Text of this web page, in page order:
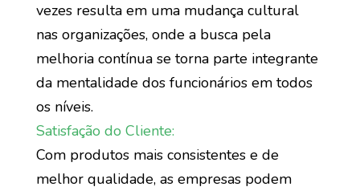
vezes resulta em uma mudança cultural
nas organizações, onde a busca pela
melhoria contínua se torna parte integrante
da mentalidade dos funcionários em todos
os níveis.
Satisfação do Cliente:
Com produtos mais consistentes e de
melhor qualidade, as empresas podem